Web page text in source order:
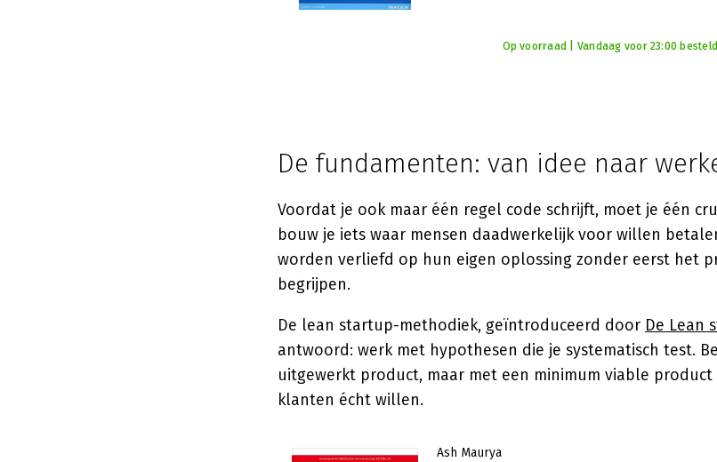
Op voorraad | Vandaag voor 23:00
De fundamenten: van idee naar
Voordat je ook maar één regel code schrijft, moet je één
bouw je iets waar mensen daadwerkelijk voor willen
worden verliefd op hun eigen oplossing zonder eerst het
begrijpen.
De lean startup-methodiek, geïntroduceerd door De Lean
antwoord: werk met hypothesen die je systematisch test.
uitgewerkt product, maar met een minimum viable product
klanten écht willen.
Ash Maurya